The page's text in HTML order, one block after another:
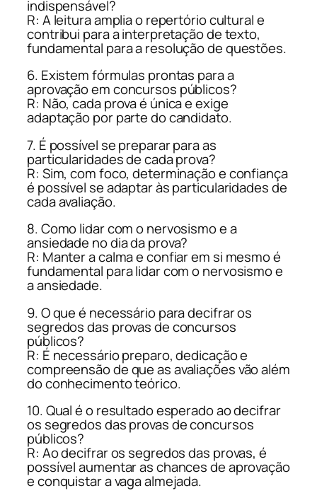
indispensável?
R: A leitura amplia o repertório cultural e
contribui para a interpretação de texto,
fundamental para a resolução de questões.
6. Existem fórmulas prontas para a
aprovação em concursos públicos?
R: Não, cada prova é única e exige
adaptação por parte do candidato.
7. É possível se preparar para as
particularidades de cada prova?
R: Sim, com foco, determinação e confiança
é possível se adaptar às particularidades de
cada avaliação.
8. Como lidar com o nervosismo e a
ansiedade no dia da prova?
R: Manter a calma e confiar em si mesmo é
fundamental para lidar com o nervosismo e
a ansiedade.
9. O que é necessário para decifrar os
segredos das provas de concursos
públicos?
R: É necessário preparo, dedicação e
compreensão de que as avaliações vão além
do conhecimento teórico.
10. Qual é o resultado esperado ao decifrar
os segredos das provas de concursos
públicos?
R: Ao decifrar os segredos das provas, é
possível aumentar as chances de aprovação
e conquistar a vaga almejada.